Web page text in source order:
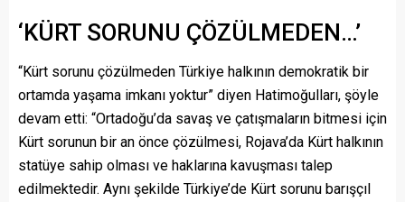
‘KÜRT SORUNU ÇÖZÜLMEDEN…’
“Kürt sorunu çözülmeden Türkiye halkının demokratik bir
ortamda yaşama imkanı yoktur” diyen Hatimoğulları, şöyle
devam etti: “Ortadoğu’da savaş ve çatışmaların bitmesi için
Kürt sorunun bir an önce çözülmesi, Rojava’da Kürt halkının
statüye sahip olması ve haklarına kavuşması talep
edilmektedir. Aynı şekilde Türkiye’de Kürt sorunu barışçıl